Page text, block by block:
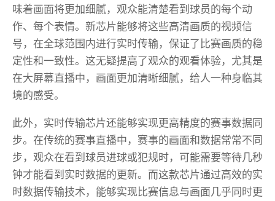
味着画面将更加细腻，观众能清楚看到球员的每个动
作、每个表情。新芯片能够将这些高清画质的视频信
号，在全球范围内进行实时传输，保证了比赛画质的稳
定性和一致性。这无疑提高了观众的观看体验，尤其是
在大屏幕直播中，画面更加清晰细腻，给人一种身临其
境的感受。
此外，实时传输芯片还能够实现更高精度的赛事数据同
步。在传统的赛事直播中，赛事的画面和数据常常不同
步，观众在看到球员进球或犯规时，可能需要等待几秒
钟才能看到实时数据的更新。而这款芯片通过高效的实
时数据传输技术，能够实现比赛信息与画面几乎同时更